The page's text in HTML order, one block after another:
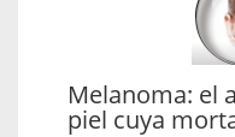
Melanoma: el
piel cuya